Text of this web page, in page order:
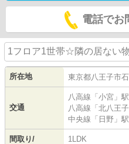
電話でお
1フロア1世帯☆隣の居ない
所在地 東京都八王子市
交通
八高線 「小宮 」
八高線 「北八王子
中央線 「 日野 」
間取り/
1LDK